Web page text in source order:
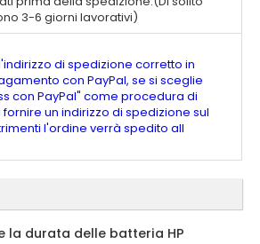
3-6 giorni lavorativi)
di spedizione corretto in
con PayPal, se si sceglie
con PayPal" come procedura di
un indirizzo di spedizione sul
l'ordine verrà spedito all
la durata delle batteria HP